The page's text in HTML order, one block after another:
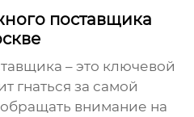
поставщика
– это ключевой
гнаться за самой
внимание на